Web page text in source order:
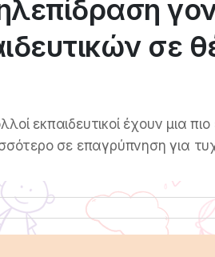
σε
εκπαιδευτικοί έχουν μια
σε επαγρύπνηση για